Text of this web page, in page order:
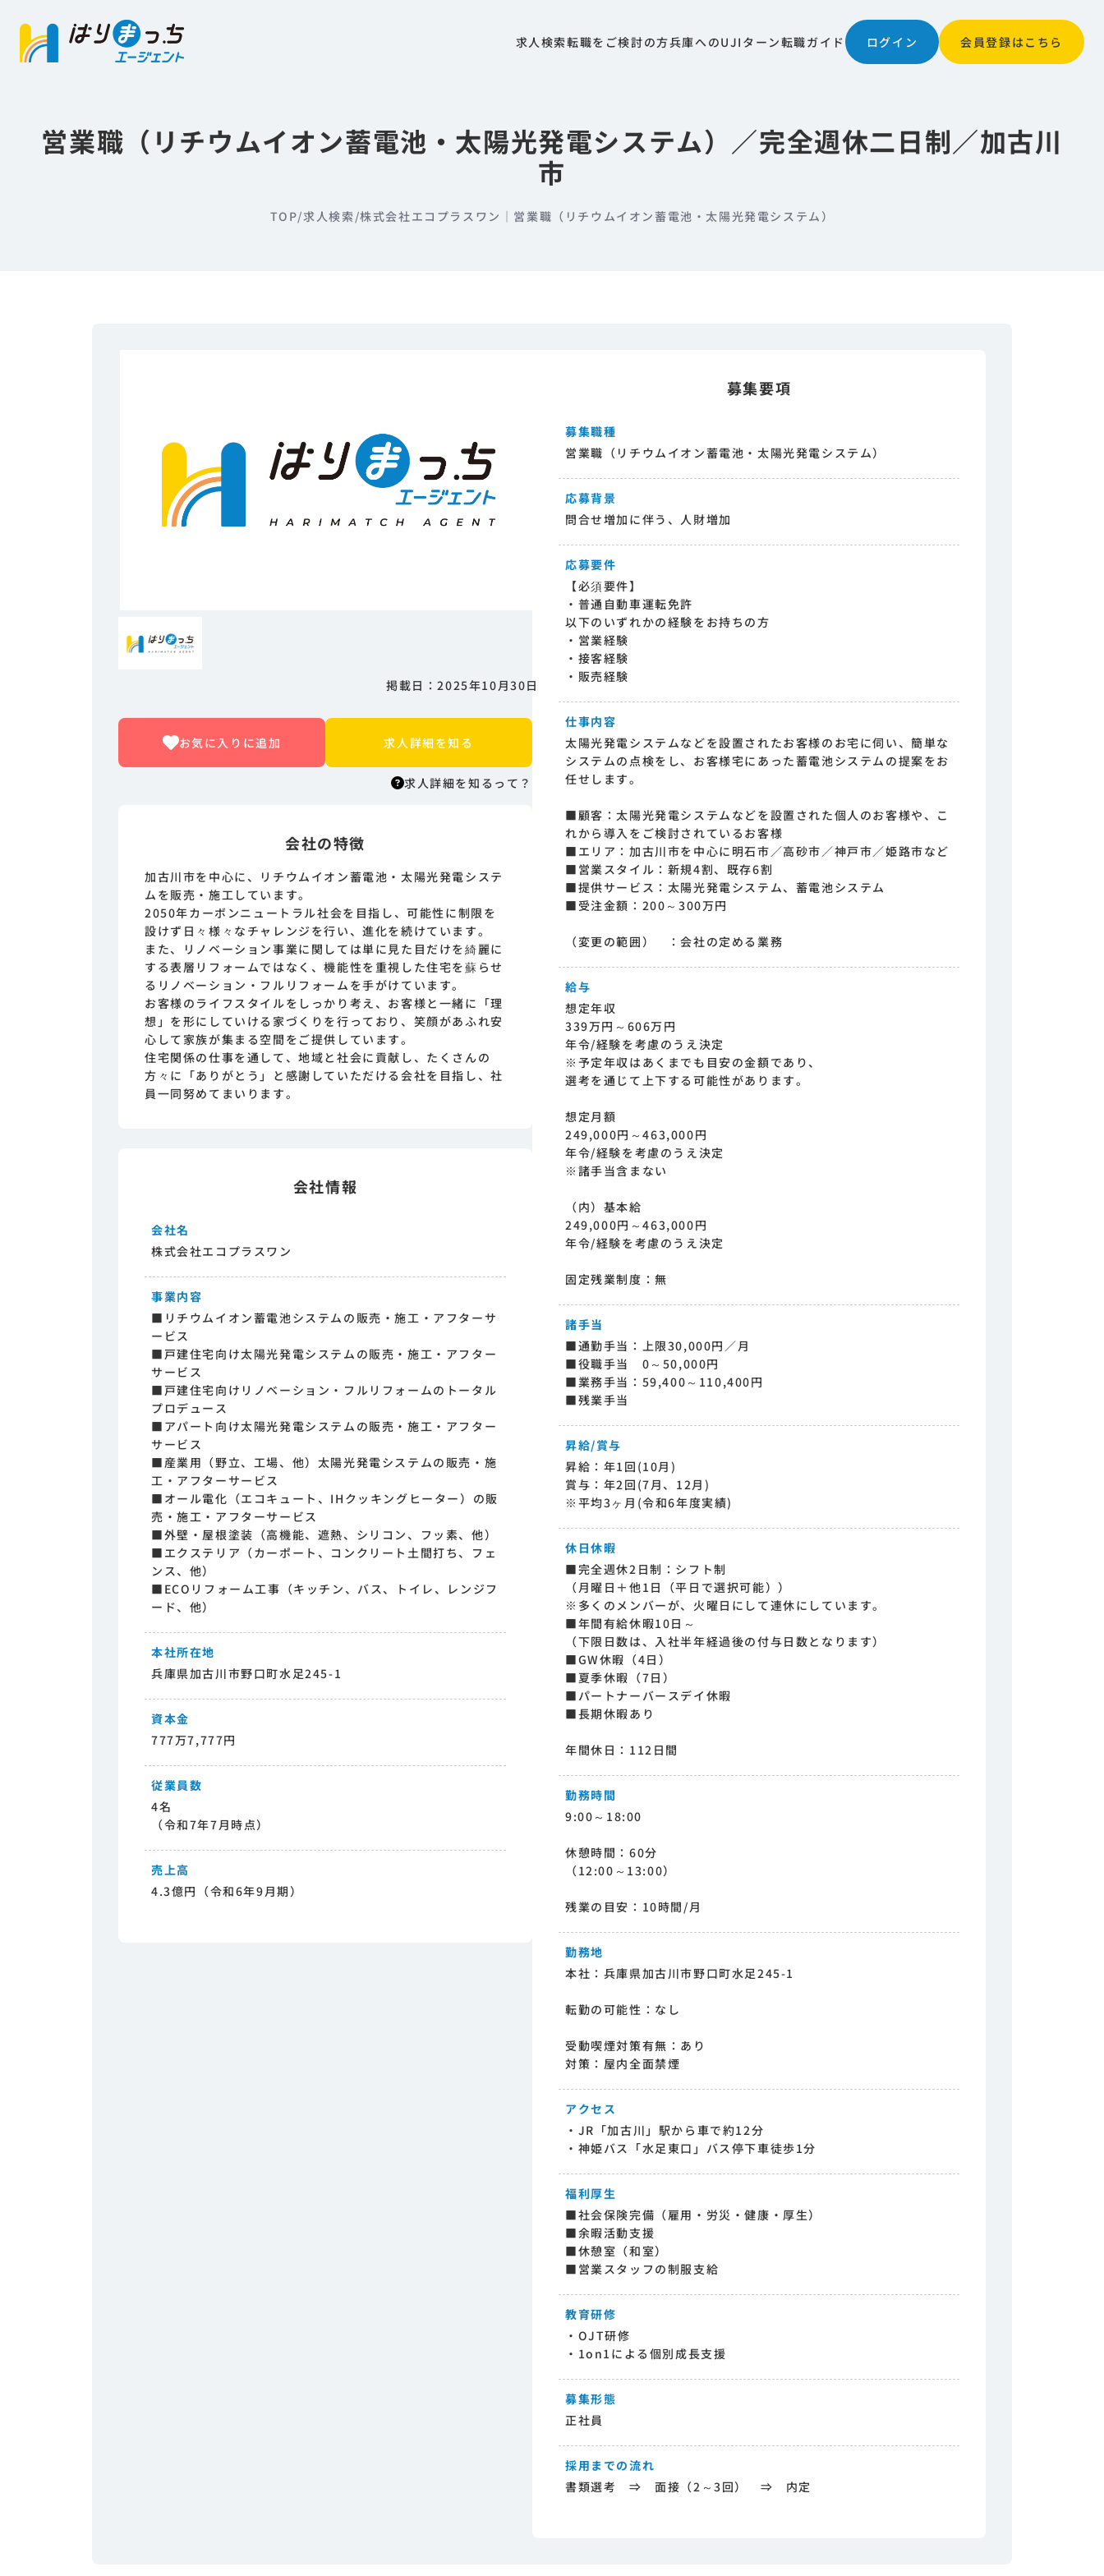
営業職（リチウムイオン蓄電池・太陽光発電システム）／完全週休二日制／加古川
市
TOP/求人検索 /株式会社エコプラスワン｜営業職（リチウムイオン蓄電池・太陽光発電システム）
求人検索転職をご検討の方兵庫へのUJIターン転職ガイド ログイン 会員登録はこちら
掲載日：2025年10月30日
お気に入りに追加 求人詳細を知る
求人詳細を知るって？
求人詳細を知るって？
はりまっちエージェントはエージェント
型の求人紹介サービスのため、 応募に際
してはまずエージェントとの面談が必要
になります。そのためまずは求人への興
味有無を面談等で確認致します。その後
正式な求人応募へと進んでいただきま
す。
会社の特徴
加古川市を中心に、リチウムイオン蓄電池・太陽光発電システ
ムを販売・施工しています。
2050年カーボンニュートラル社会を目指し、可能性に制限を
設けず日々様々なチャレンジを行い、進化を続けています。
また、リノベーション事業に関しては単に見た目だけを綺麗に
する表層リフォームではなく、機能性を重視した住宅を蘇らせ
るリノベーション・フルリフォームを手がけています。
お客様のライフスタイルをしっかり考え、お客様と一緒に「理
想」を形にしていける家づくりを行っており、笑顔があふれ安
心して家族が集まる空間をご提供しています。
住宅関係の仕事を通して、地域と社会に貢献し、たくさんの
方々に「ありがとう」と感謝していただける会社を目指し、社
員一同努めてまいります。
会社情報
会社名
株式会社エコプラスワン
事業内容
■リチウムイオン蓄電池システムの販売・施工・アフターサ
ービス
■戸建住宅向け太陽光発電システムの販売・施工・アフター
サービス
■戸建住宅向けリノベーション・フルリフォームのトータル
プロデュース
■アパート向け太陽光発電システムの販売・施工・アフター
サービス
■産業用（野立、工場、他）太陽光発電システムの販売・施
工・アフターサービス
■オール電化（エコキュート、IHクッキングヒーター）の販
売・施工・アフターサービス
■外壁・屋根塗装（高機能、遮熱、シリコン、フッ素、他）
■エクステリア（カーポート、コンクリート土間打ち、フェ
ンス、他）
■ECOリフォーム工事（キッチン、バス、トイレ、レンジフ
ード、他）
本社所在地
兵庫県加古川市野口町水足245-1
資本金
777万7,777円
従業員数
4名
（令和7年7月時点）
売上高
4.3億円（令和6年9月期）
募集要項
募集職種
営業職（リチウムイオン蓄電池・太陽光発電システム）
応募背景
問合せ増加に伴う、人財増加
応募要件
【必須要件】
・普通自動車運転免許
以下のいずれかの経験をお持ちの方
・営業経験
・接客経験
・販売経験
仕事内容
太陽光発電システムなどを設置されたお客様のお宅に伺い、簡単な
システムの点検をし、お客様宅にあった蓄電池システムの提案をお
任せします。
■顧客：太陽光発電システムなどを設置された個人のお客様や、こ
れから導入をご検討されているお客様
■エリア：加古川市を中心に明石市／高砂市／神戸市／姫路市など
■営業スタイル：新規4割、既存6割
■提供サービス：太陽光発電システム、蓄電池システム
■受注金額：200～300万円
（変更の範囲） ：会社の定める業務
給与
想定年収
339万円～606万円
年令/経験を考慮のうえ決定
※予定年収はあくまでも目安の金額であり、
選考を通じて上下する可能性があります。
想定月額
249,000円～463,000円
年令/経験を考慮のうえ決定
※諸手当含まない
（内）基本給
249,000円～463,000円
年令/経験を考慮のうえ決定
固定残業制度：無
諸手当
■通勤手当：上限30,000円／月
■役職手当 0～50,000円
■業務手当：59,400～110,400円
■残業手当
昇給/賞与
昇給：年1回(10月)
賞与：年2回(7月、12月)
※平均3ヶ月(令和6年度実績)
休日休暇
■完全週休2日制：シフト制
（月曜日＋他1日（平日で選択可能））
※多くのメンバーが、火曜日にして連休にしています。
■年間有給休暇10日～
（下限日数は、入社半年経過後の付与日数となります）
■GW休暇（4日）
■夏季休暇（7日）
■パートナーバースデイ休暇
■長期休暇あり
年間休日：112日間
勤務時間
9:00～18:00
休憩時間：60分
（12:00～13:00）
残業の目安：10時間/月
勤務地
本社：兵庫県加古川市野口町水足245-1
転勤の可能性：なし
受動喫煙対策有無：あり
対策：屋内全面禁煙
アクセス
・JR「加古川」駅から車で約12分
・神姫バス「水足東口」バス停下車徒歩1分
福利厚生
■社会保険完備（雇用・労災・健康・厚生）
■余暇活動支援
■休憩室（和室）
■営業スタッフの制服支給
教育研修
・OJT研修
・1on1による個別成長支援
募集形態
正社員
採用までの流れ
書類選考 ⇒ 面接（2～3回） ⇒ 内定